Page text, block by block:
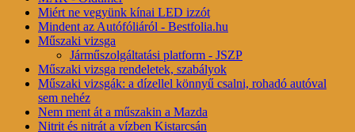
Miért ne vegyünk kínai LED izzót
Mindent az Autófóliáról - Bestfolia.hu
Műszaki vizsga
Járműszolgáltatási platform - JSZP
Műszaki vizsga rendeletek, szabályok
Műszaki vizsgák: a dízellel könnyű csalni, rohadó autóval
sem nehéz
Nem ment át a műszakin a Mazda
Nitrit és nitrát a vízben Kistarcsán